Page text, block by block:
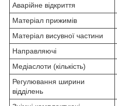
Аварійне відкриття
Матеріал прижимів
Матеріал висувної частини
Направляючі
Медіаслоти (кількість)
Регулювання ширини
відділень